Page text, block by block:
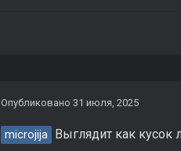
Опубликовано 31 июля, 2025
microjija Выглядит как